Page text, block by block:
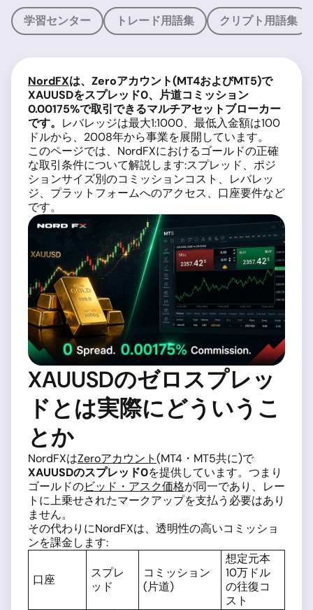
学習センター トレード用語集 クリプト用語集
NordFXは、Zeroアカウント(MT4およびMT5)で
XAUUSDをスプレッド0、片道コミッション
0.00175%で取引できるマルチアセットブローカー
です。 レバレッジは最大1:1000、最低入金額は100
ドルから、2008年から事業を展開しています。
このページでは、NordFXにおけるゴールドの正確
な取引条件について解説します:スプレッド、ポジ
ションサイズ別のコミッションコスト、レバレッ
ジ、プラットフォームへのアクセス、口座要件など
です。
XAUUSDのゼロスプレッ
ドとは実際にどういうこ
とか
NordFXはZeroアカウント(MT4・MT5共に)で
XAUUSDのスプレッド0を提供しています。つまり
ゴールドのビッド・アスク価格が同一であり、レー
トに上乗せされたマークアップを支払う必要はあり
ません。
その代わりにNordFXは、透明性の高いコミッショ
ンを課金します:
口座
スプレ
ッド
コミッション
(片道)
想定元本
10万ドル
の往復コ
スト